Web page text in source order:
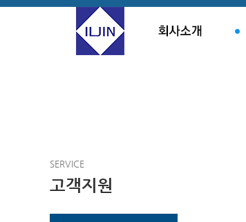
SERVICE
고객지원